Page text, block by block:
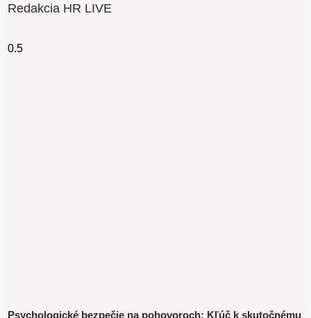
Redakcia HR LIVE
Psychologické bezpečie na pohovoroch: Kľúč k skutočnému